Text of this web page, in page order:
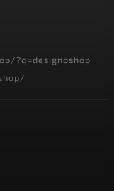
?q=designoshop